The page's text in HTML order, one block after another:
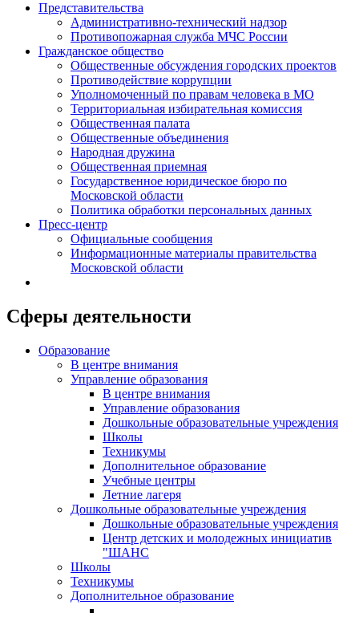
Представительства
Административно-технический надзор
Противопожарная служба МЧС России
Гражданское общество
Общественные обсуждения городских проектов
Противодействие коррупции
Уполномоченный по правам человека в МО
Территориальная избирательная комиссия
Общественная палата
Общественные объединения
Народная дружина
Общественная приемная
Государственное юридическое бюро по
Московской области
Политика обработки персональных данных
Пресс-центр
Официальные сообщения
Информационные материалы правительства
Московской области
Сферы деятельности
Образование
В центре внимания
Управление образования
В центре внимания
Управление образования
Дошкольные образовательные учреждения
Школы
Техникумы
Дополнительное образование
Учебные центры
Летние лагеря
Дошкольные образовательные учреждения
Дошкольные образовательные учреждения
Центр детских и молодежных инициатив
"ШАНС
Школы
Техникумы
Дополнительное образование